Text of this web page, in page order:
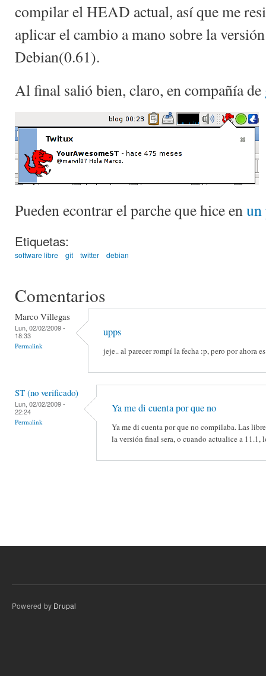
compilar el HEAD actual, así que me
aplicar el cambio a mano sobre la
Debian(0.61).
Al final salió bien, claro, en compañía de
Pueden econtrar el parche que hice en un
Etiquetas:
software libre git twitter debian
Comentarios
Marco Villegas
Lun, 02/02/2009 -
18:33
Permalink
upps
jeje.. al parecer rompí la fecha :p, pero por ahora
ST (no verificado)
Lun, 02/02/2009 -
22:24
Permalink
Ya me di cuenta por que no
Ya me di cuenta por que no compilaba. Las
la versión final sera, o cuando actualice a 11.1,
Powered by Drupal